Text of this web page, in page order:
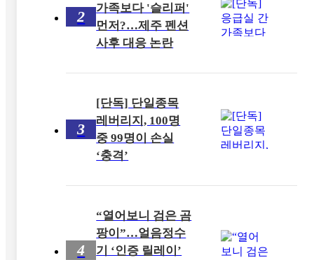
2
가족보다 '슬리퍼'
먼저?…제주 펜션
사후 대응 논란
3
[단독] 단일종목
레버리지, 100명
중 99명이 손실
‘충격’
4
“열어보니 검은 곰
팡이”…얼음정수
기 ‘인증 릴레이’